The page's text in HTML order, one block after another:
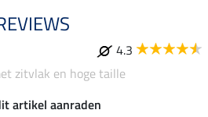
4.3
zitvlak en hoge taille
artikel aanraden